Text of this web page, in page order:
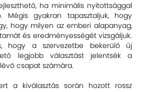
ha minimális nyitottsággal
Mégis gyakran tapasztaljuk, hogy
hogy milyen az emberi alapanyag,
és eredményességét vizsgáljuk.
hogy a szervezetbe bekerülő új
legjobb választást jelentsék a
csapat számára.
a kiválasztás során hozott rossz